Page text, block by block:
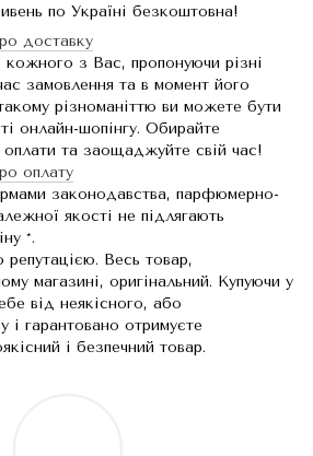
по Україні безкоштовна!
доставку
кожного з Вас, пропонуючи різні
замовлення та в момент його
різноманіттю ви можете бути
онлайн-шопінгу. Обирайте
оплати та заощаджуйте свій час!
оплату
законодавства, парфюмерно-
якості не підлягають
*.
Весь товар,
магазині, оригінальний. Купуючи у
від неякісного, або
і гарантовано отримуєте
і безпечний товар.